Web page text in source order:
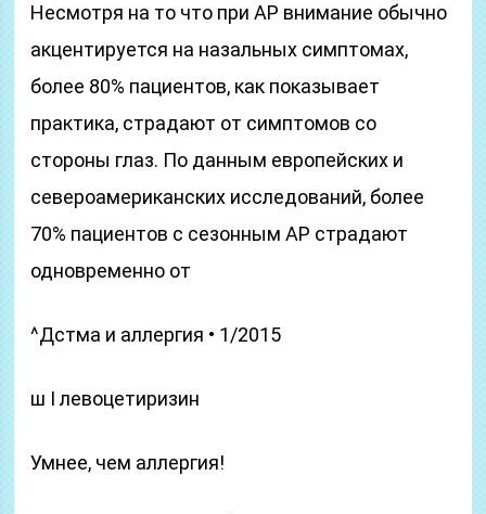
Несмотря на то что при АР внимание обычно
акцентируется на назальных симптомах,
более 80% пациентов, как показывает
практика, страдают от симптомов со
стороны глаз. По данным европейских и
североамериканских исследований, более
70% пациентов с сезонным АР страдают
одновременно от
^Дстма и аллергия • 1/2015
ш I левоцетиризин
Умнее, чем аллергия!